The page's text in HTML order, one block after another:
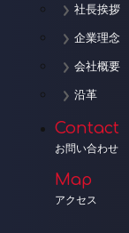
社長挨拶
企業理念
会社概要
沿革
Contact
お問い合わせ
Map
アクセス